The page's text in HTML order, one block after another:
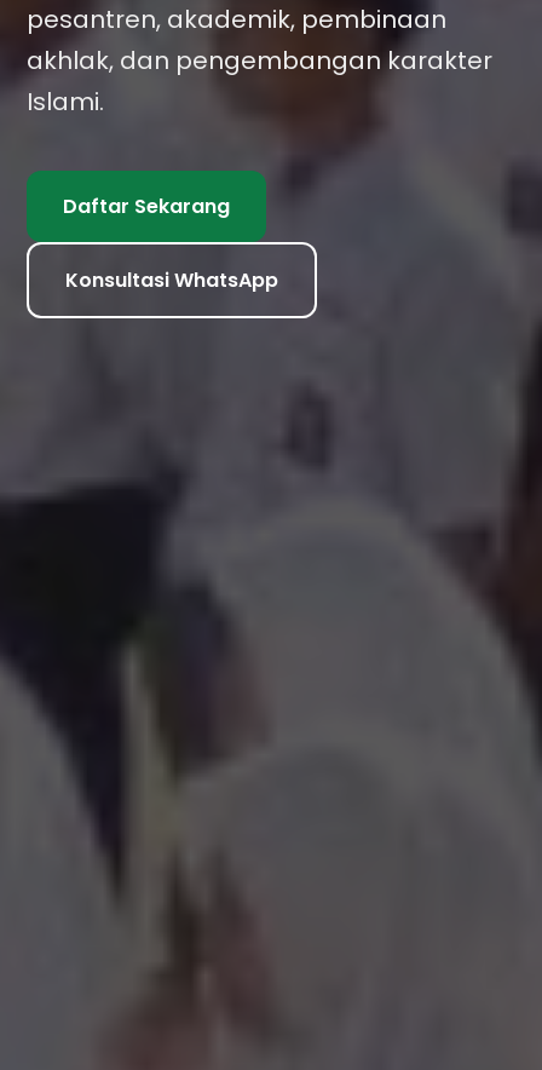
pesantren, akademik, pembinaan
akhlak, dan pengembangan karakter
Islami.
Daftar Sekarang
Konsultasi WhatsApp